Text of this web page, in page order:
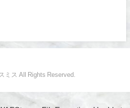
ミス All Rights Reserved.